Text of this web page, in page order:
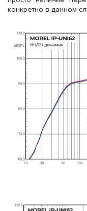
конкретно в данном